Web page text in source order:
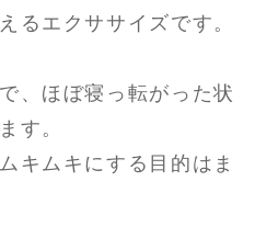
るエクササイズです。
、ほぼ寝っ転がった状
す。
キムキにする目的はま